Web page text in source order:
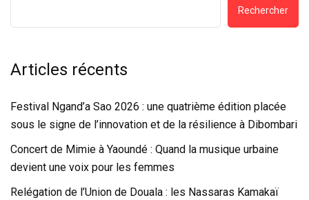
Rechercher
Articles récents
Festival Ngand’a Sao 2026 : une quatrième édition placée
sous le signe de l’innovation et de la résilience à Dibombari
Concert de Mimie à Yaoundé : Quand la musique urbaine
devient une voix pour les femmes
Relégation de l’Union de Douala : les Nassaras Kamakaï